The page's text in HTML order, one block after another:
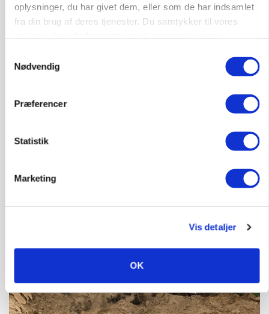
oplysninger, du har givet dem, eller som de har indsamlet
fra din brug af deres tjenester. Du samtykker til vores
Nødvendig
Præferencer
Statistik
Marketing
Vis detaljer
OK
Ejer eller medejer? Nyt tv-format udfordrer
landbrugets ejerstruktur
Loading...